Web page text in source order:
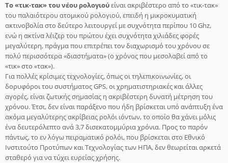
Το «τικ-τακ» του νέου ρολογιούείναι ακριβέστερο από το «τικ-τακ»
του παλαιότερου ατομικού ρολογιού, επειδή η μικροκυματική
ακτινοβολία στο δεύτερο λειτουργεί με συχνότητα περίπου 10 Ghz,
ενώ η ακτίνα λέιζερ του πρώτου έχει συχνότητα χιλιάδες φορές
μεγαλύτερη, πράγμα που επιτρέπει τον διαχωρισμό του χρόνου σε
πολύ περισσότερα «διαστήματα» (ο χρόνος που μεσολαβεί από το
«τικ» στο «τακ»).
Για πολλές κρίσιμες τεχνολογίες, όπως οι τηλεπικοινωνίες, οι
δορυφόροι του συστήματος GPS, οι χρηματιστηριακές και άλλες
αγορές, είναι ζωτικής σημασίας η ακριβέστερη δυνατή μέτρηση του
χρόνου. Έτσι, δεν είναι παράξενο που ήδη βρίσκεται υπό ανάπτυξη ένα
ακόμα μεγαλύτερης ακρίβειας ρολόι ιόντων, το οποίο θα χάνει μόλις
ένα δευτερόλεπτο ανά 3,7 δισεκατομμύρια χρόνια. Προς το παρόν
πάντως, το εν λόγω πειραματικό ρολόι, που βρίσκεται στο Εθνικό
Ινστιτούτο Προτύπων και Τεχνολογίας των ΗΠΑ, δεν θεωρείται αρκετά
σταθερό για να τύχει ευρείας χρήσης.